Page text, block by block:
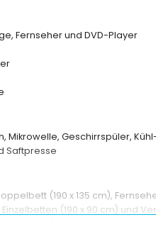
Fernseher und DVD-Player
Mikrowelle, Geschirrspüler,
Saftpresse
(190 x 135 cm),
(190 x 90 cm) und